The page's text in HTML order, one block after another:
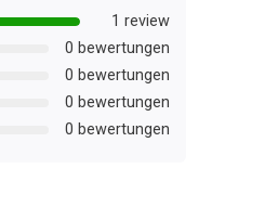
1 review
0 bewertungen
0 bewertungen
0 bewertungen
0 bewertungen